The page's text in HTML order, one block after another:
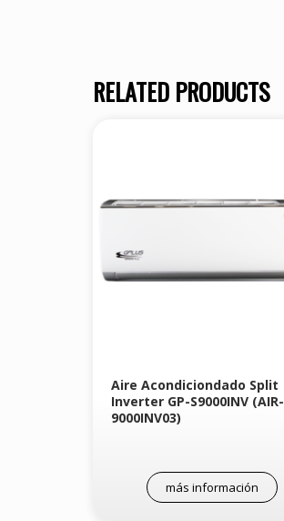
RELATED PRODUCTS
Aire Acondiciondado Split
Inverter GP-S9000INV (AIR-
9000INV03)
más información